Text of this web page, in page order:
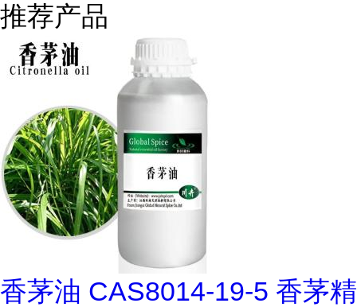
推荐产品
香茅油 CAS8014-19-5 香茅精